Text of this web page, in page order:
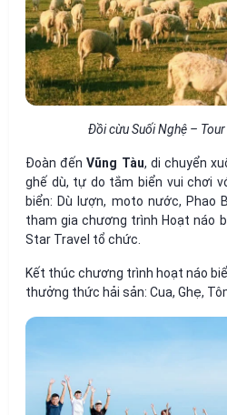
Đồi cừu Suối Nghệ –
Đoàn đếnVũng Tàu, di chuyển
ghế dù, tự do tắm biển vui chơi
biển: Dù lượn, moto nước, Phao
tham gia chương trình Hoạt náo
Star Travel tổ chức.
Kết thúc chương trình hoạt náo
thưởng thức hải sản: Cua, Ghẹ,